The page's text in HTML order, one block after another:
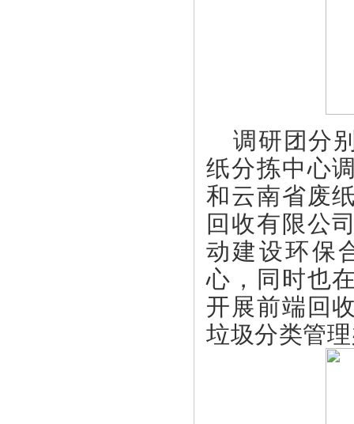
调研团分
纸分拣中心
和云南省废
回收有限公
动建设环保
心，同时也
开展前端回
垃圾分类管